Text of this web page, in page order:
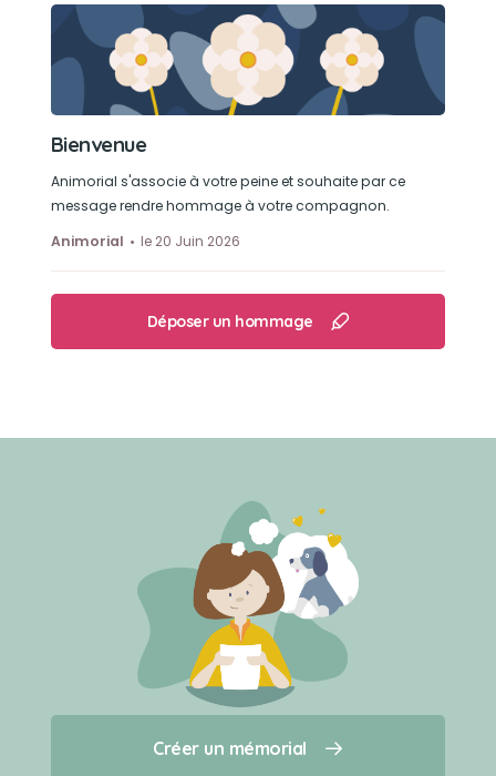
Créer un mémorial
Qui sommes-nous ?
Sa petite souris
Son loisir préféré
Se poser sur sa maman pour s’endormir avec
des carrsse
Bienvenue
Animorial s'associe à votre peine et souhaite par ce
message rendre hommage à votre compagnon.
Animorial
le 20 Juin 2026
Déposer un hommage
Créer un mémorial